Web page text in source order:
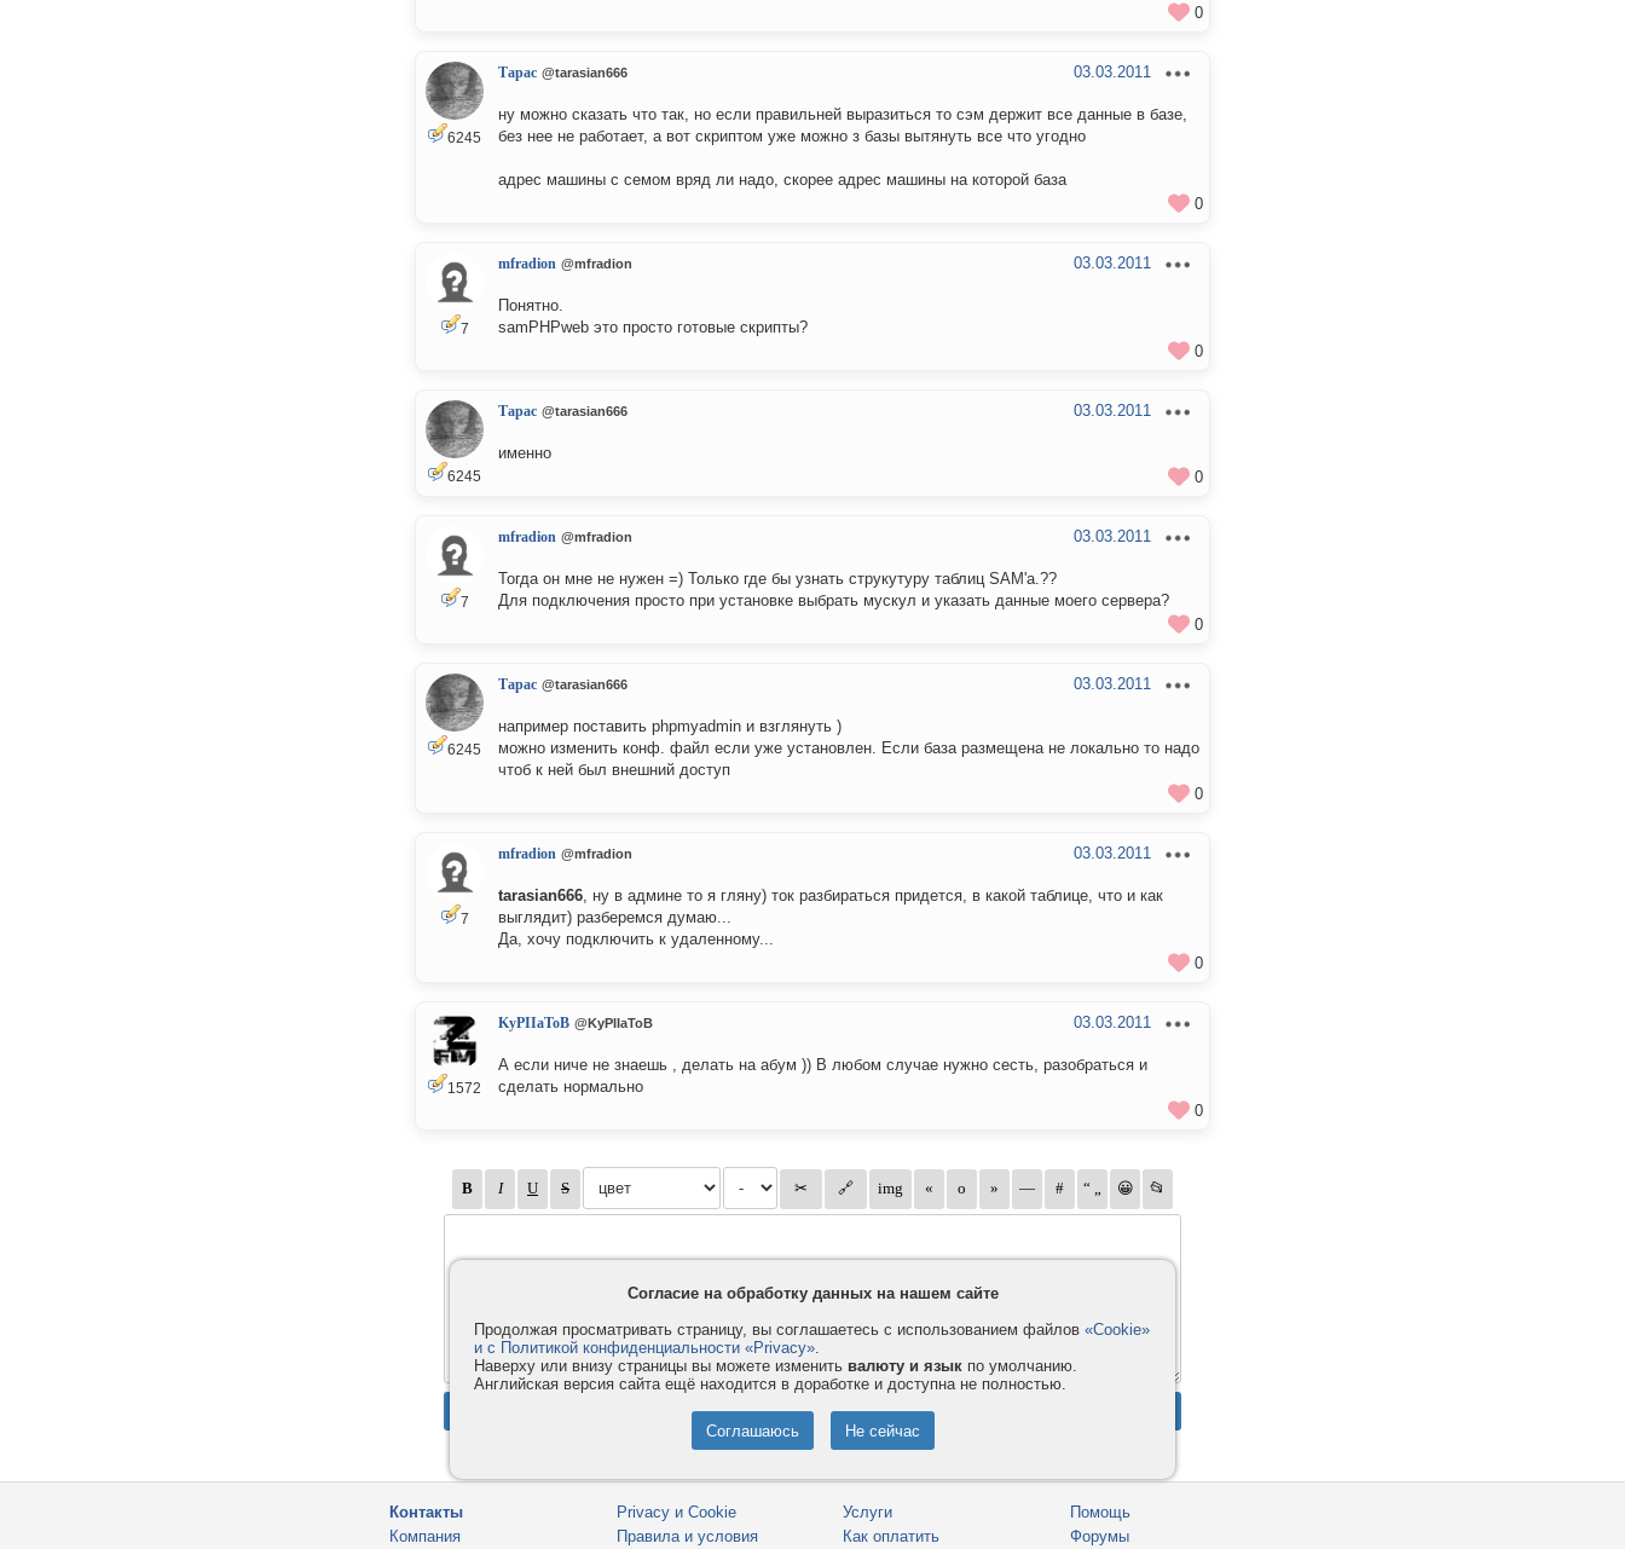
0
6245
Тарас @tarasian666 03.03.2011
ну можно сказать что так, но если правильней выразиться то сэм держит все данные в базе,
без нее не работает, а вот скриптом уже можно з базы вытянуть все что угодно
адрес машины с семом вряд ли надо, скорее адрес машины на которой база
0
7
mfradion @mfradion 03.03.2011
Понятно.
samPHPweb это просто готовые скрипты?
0
6245
Тарас @tarasian666 03.03.2011
именно
0
7
mfradion @mfradion 03.03.2011
Тогда он мне не нужен =) Только где бы узнать струкутуру таблиц SAM'a.??
Для подключения просто при установке выбрать мускул и указать данные моего сервера?
0
6245
Тарас @tarasian666 03.03.2011
например поставить phpmyadmin и взглянуть )
можно изменить конф. файл если уже установлен. Если база размещена не локально то надо
чтоб к ней был внешний доступ
0
7
mfradion @mfradion 03.03.2011
tarasian666, ну в админе то я гляну) ток разбираться придется, в какой таблице, что и как
выглядит) разберемся думаю...
Да, хочу подключить к удаленному...
0
1572
KyPIIaToB @KyPIIaToB 03.03.2011
А если ниче не знаешь , делать на абум )) В любом случае нужно сесть, разобраться и
сделать нормально
0
Контакты
Компания
Privacy и Cookie
Правила и условия
Услуги
Как оплатить
Помощь
Форумы
Согласие на обработку данных на нашем сайте
Продолжая просматривать страницу, вы соглашаетесь с использованием файлов «Cookie»
и с Политикой конфиденциальности «Privacy».
Наверху или внизу страницы вы можете изменить валюту и язык по умолчанию.
Английская версия сайта ещё находится в доработке и доступна не полностью.